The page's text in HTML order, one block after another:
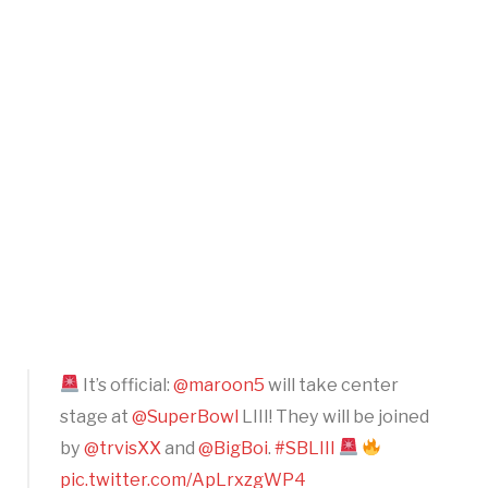
It’s official:@maroon5 will take center
stage at @SuperBowl LIII! They will be joined
by @trvisXX and @BigBoi. #SBLIII
pic.twitter.com/ApLrxzgWP4